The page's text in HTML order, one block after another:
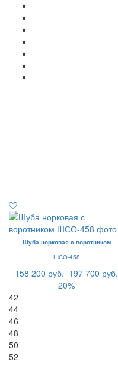
Шуба норковая с воротником
ШСО-458
158 200 руб. 197 700 руб.
20%
42
44
46
48
50
52